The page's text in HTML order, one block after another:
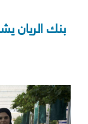
AlRayan GoSitemap